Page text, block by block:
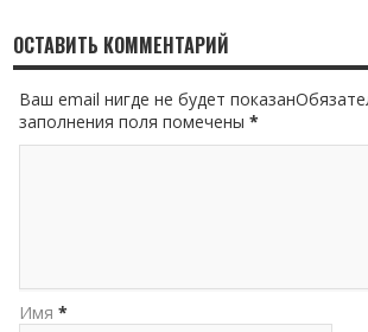
ОСТАВИТЬ КОММЕНТАРИЙ
Ваш email нигде не будет
заполнения поля помечены*
Имя *